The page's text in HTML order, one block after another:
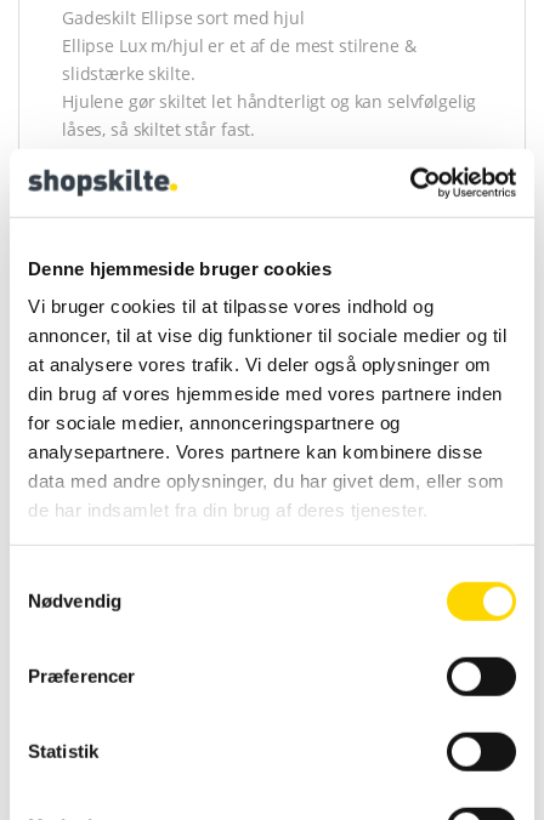
Denne hjemmeside bruger cookies
Vi bruger cookies til at tilpasse vores indhold og
annoncer, til at vise dig funktioner til sociale medier og til
at analysere vores trafik. Vi deler også oplysninger om
din brug af vores hjemmeside med vores partnere inden
for sociale medier, annonceringspartnere og
analysepartnere. Vores partnere kan kombinere disse
data med andre oplysninger, du har givet dem, eller som
de har indsamlet fra din brug af deres tjenester.
Nødvendig
Præferencer
Statistik
Gadeskilt Ellipse sort med hjul
Ellipse Lux m/hjul er et af de mest stilrene &
slidstærke skilte.
Hjulene gør skiltet let håndterligt og kan selvfølgelig
låses, så skiltet står fast.
polyesterlakering spiller en stor rolle for skiltets
holdbarhed.
Bagpladen er både galvaniseret og polyesterlakeret.
Du får leveret 2 stk. antirefleks A-PET frontplader
med magnet samt 4 hjul & bremser.
• Særdeles kraftig udførelse i 32 mm galvaniseret
stålrør, fosfateret & polyesterlakeret
• Galvaniseret & polyesterlakeret bagplade
• 1 mm antirefleks A-PET frontplade med
magnetlukning
• Leveres med 4 hjul & bremser
Varenummer (SKU):
Askilt
Køb før kl. 14 og
modtag varen dagen
Gælder ikke varer med
Leveringstider står på